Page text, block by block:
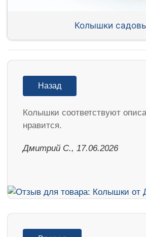
Колышки
Назад
Колышки соответствуют
нравится.
Дмитрий С., 17.06.2026